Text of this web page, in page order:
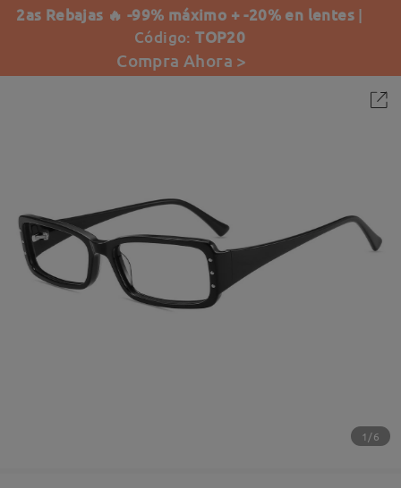
2as Rebajas 🔥 -99% máximo + -20% en lentes |
Código:TOP20
Compra Ahora >
1/6